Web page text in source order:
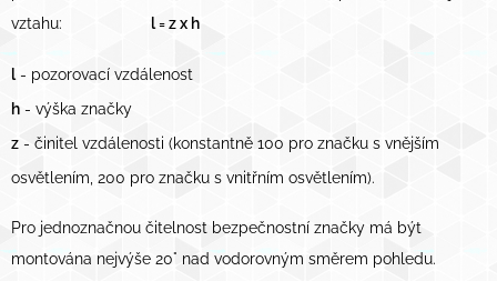
vztahu: l = z x h
l - pozorovací vzdálenost
h - výška značky
z - činitel vzdálenosti (konstantně 100 pro značku s vnějším
osvětlením, 200 pro značku s vnitřním osvětlením).
Pro jednoznačnou čitelnost bezpečnostní značky má být
montována nejvýše 20° nad vodorovným směrem pohledu.